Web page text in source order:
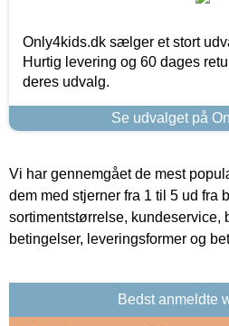
Only4kids.dk sælger et stort
Hurtig levering og 60 dages
deres udvalg.
Se udvalget på
Vi har gennemgået de mest
dem med stjerner fra 1 til 5 ud fra
sortimentstørrelse, kundeservice,
betingelser, leveringsformer og
Bedst anmeldte